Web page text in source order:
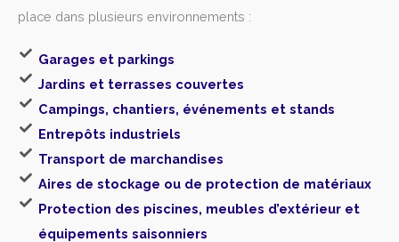
place dans plusieurs environnements :
Garages et parkings
Jardins et terrasses couvertes
Campings, chantiers, événements et stands
Entrepôts industriels
Transport de marchandises
Aires de stockage ou de protection de matériaux
Protection des piscines, meubles d’extérieur et
équipements saisonniers